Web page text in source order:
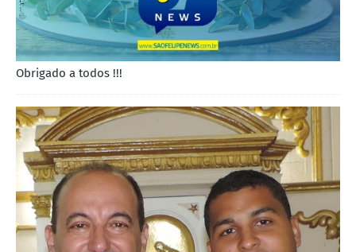
Obrigado a todos !!!